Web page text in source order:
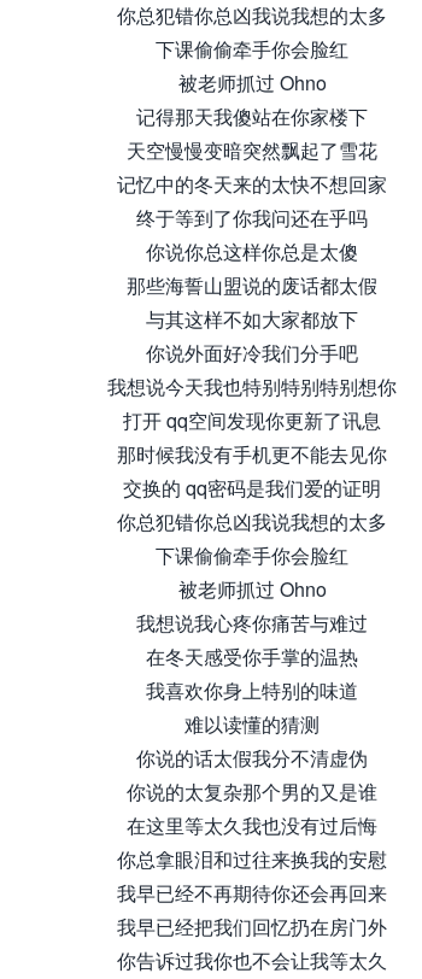
你总犯错你总凶我说我想的太多
下课偷偷牵手你会脸红
被老师抓过 Ohno
记得那天我傻站在你家楼下
天空慢慢变暗突然飘起了雪花
记忆中的冬天来的太快不想回家
终于等到了你我问还在乎吗
你说你总这样你总是太傻
那些海誓山盟说的废话都太假
与其这样不如大家都放下
你说外面好冷我们分手吧
我想说今天我也特别特别特别想你
打开 qq空间发现你更新了讯息
那时候我没有手机更不能去见你
交换的 qq密码是我们爱的证明
你总犯错你总凶我说我想的太多
下课偷偷牵手你会脸红
被老师抓过 Ohno
我想说我心疼你痛苦与难过
在冬天感受你手掌的温热
我喜欢你身上特别的味道
难以读懂的猜测
你说的话太假我分不清虚伪
你说的太复杂那个男的又是谁
在这里等太久我也没有过后悔
你总拿眼泪和过往来换我的安慰
我早已经不再期待你还会再回来
我早已经把我们回忆扔在房门外
你告诉过我你也不会让我等太久